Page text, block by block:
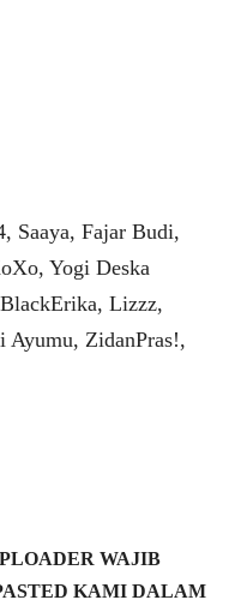
Saaya, Fajar Budi,
Yogi Deska
Lizzz,
Ayumu, ZidanPras!,
WAJIB
KAMI DALAM